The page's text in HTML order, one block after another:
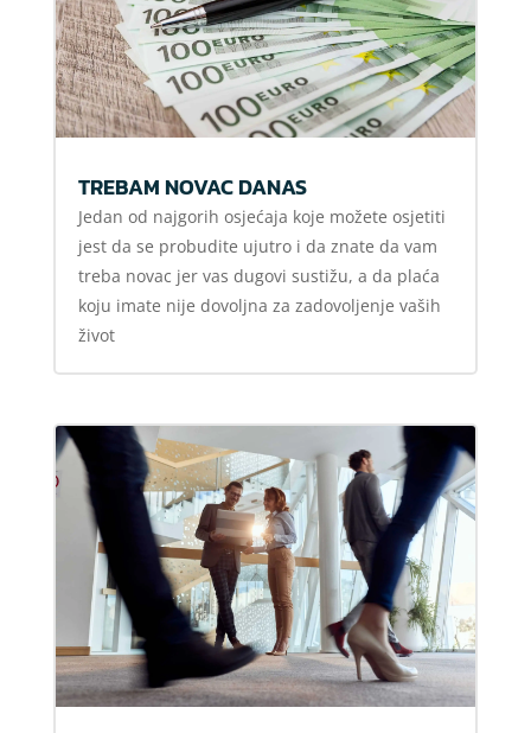
TREBAM NOVAC DANAS
Jedan od najgorih osjećaja koje možete osjetiti
jest da se probudite ujutro i da znate da vam
treba novac jer vas dugovi sustižu, a da plaća
koju imate nije dovoljna za zadovoljenje vaših
život